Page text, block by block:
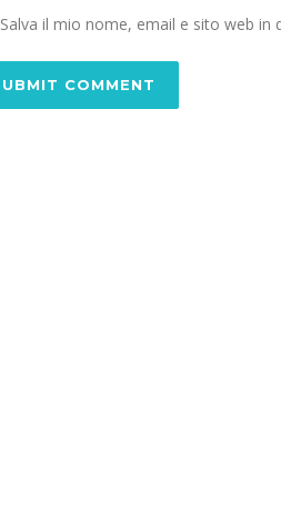
Salva il mio nome, email e sito web